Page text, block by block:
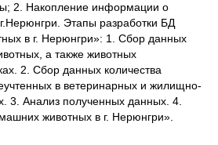
2. Накопление информации о
Этапы разработки БД
в г. Нерюнгри»: 1. Сбор данных
а также животных
2. Сбор данных количества
в ветеринарных и жилищно-
3. Анализ полученных данных. 4.
животных в г. Нерюнгри».